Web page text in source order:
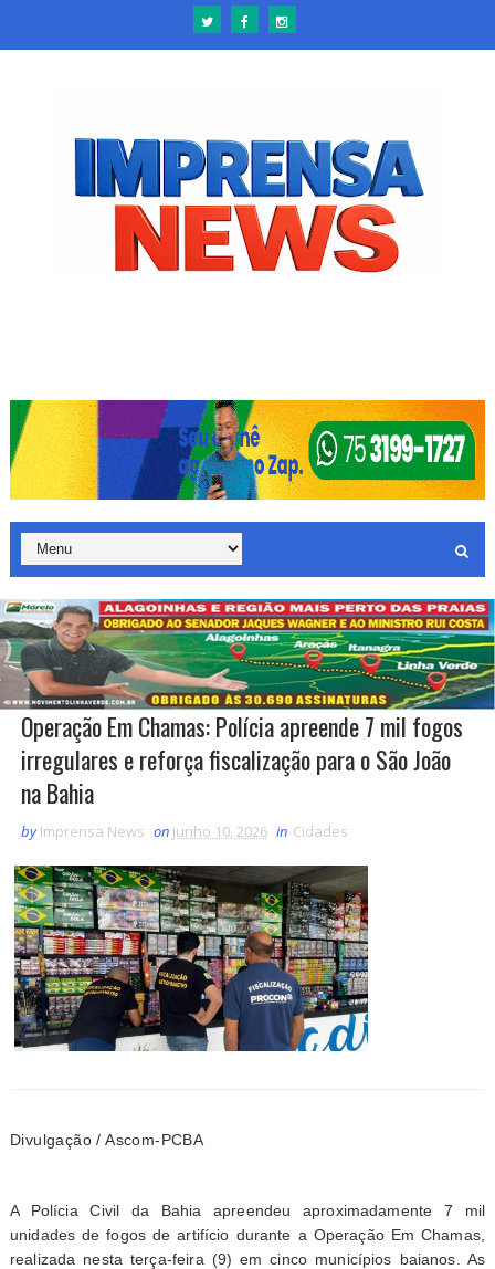
Operação Em Chamas: Polícia apreende 7 mil fogos
irregulares e reforça fiscalização para o São João
na Bahia
by Imprensa News on junho 10, 2026 in Cidades
Divulgação / Ascom-PCBA
A Polícia Civil da Bahia apreendeu aproximadamente 7 mil
unidades de fogos de artifício durante a Operação Em Chamas,
realizada nesta terça-feira (9) em cinco municípios baianos. As